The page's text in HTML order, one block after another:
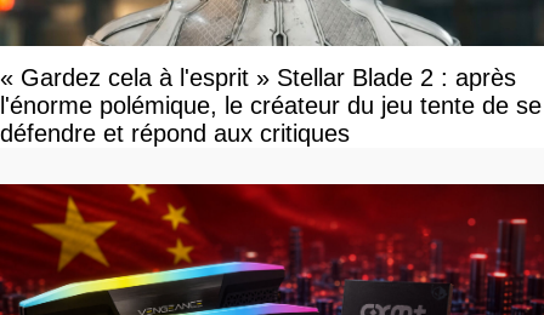
« Gardez cela à l'esprit » Stellar Blade 2 : après
l'énorme polémique, le créateur du jeu tente de se
défendre et répond aux critiques